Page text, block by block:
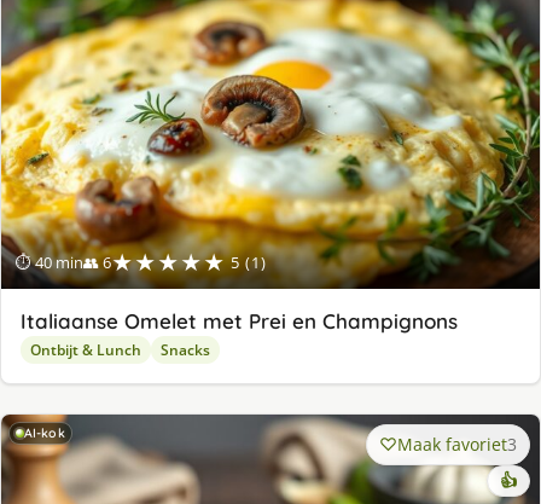
⏱ 40 min👥 6★★★★★ 5 (1)
Italiaanse Omelet met Prei en Champignons
Ontbijt & Lunch Snacks
AI-kok Maak favoriet3
👍